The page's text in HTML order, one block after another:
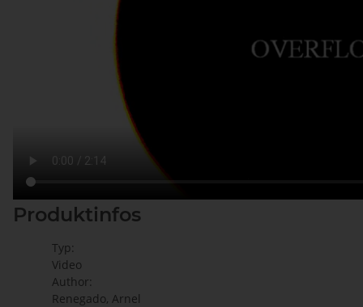
Produktinfos
Typ:
Video
Author:
Renegado, Arnel